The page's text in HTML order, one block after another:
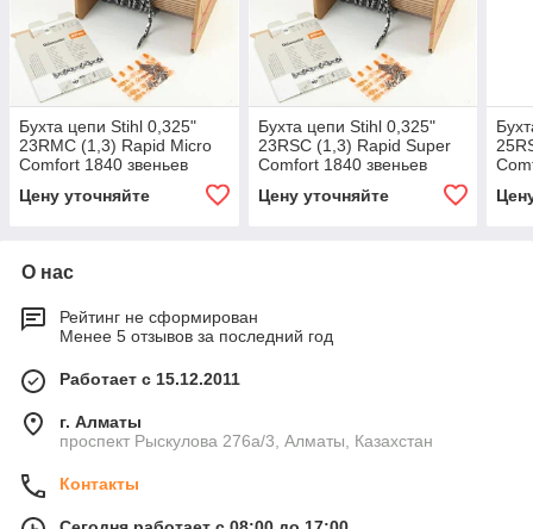
Бухта цепи Stihl 0,325"
23RMC (1,3) Rapid Micro
Comfort 1840 звеньев
Цену уточняйте
Бухта цепи Stihl 0,325"
23RSC (1,3) Rapid Super
Comfort 1840 звеньев
Цену уточняйте
О нас
Рейтинг не сформирован
Менее 5 отзывов за последний год
Работает с 15.12.2011
г. Алматы
проспект Рыскулова 276а/3, Алматы, Казахстан
Контакты